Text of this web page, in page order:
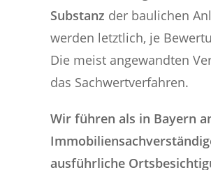
Substanz der baulichen
werden letztlich, je
Die meist angewandten
das Sachwertverfahren.
Wir führen als in Bayern
ausführliche